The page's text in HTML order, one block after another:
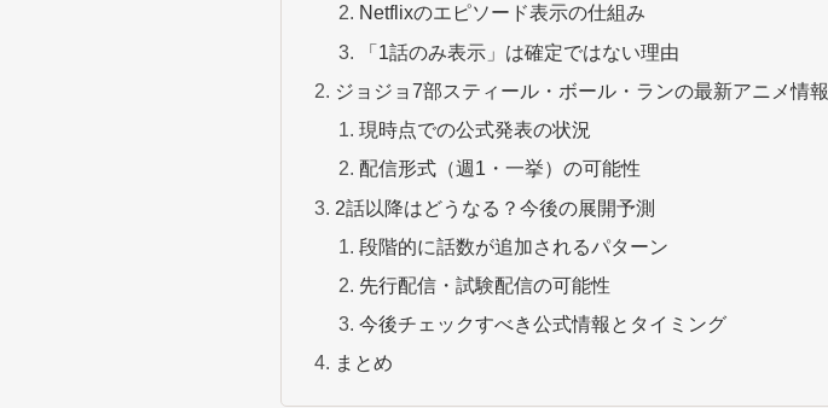
Netflixのエピソード表示の仕組み
「1話のみ表示」は確定ではない理由
ジョジョ7部スティール・ボール・ランの最新アニメ情報
現時点での公式発表の状況
配信形式（週1・一挙）の可能性
2話以降はどうなる？今後の展開予測
段階的に話数が追加されるパターン
先行配信・試験配信の可能性
今後チェックすべき公式情報とタイミング
まとめ